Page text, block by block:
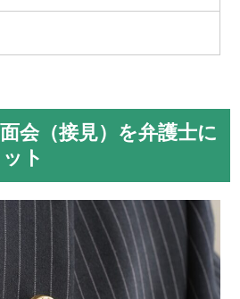
会（接見）を弁護士に
ト